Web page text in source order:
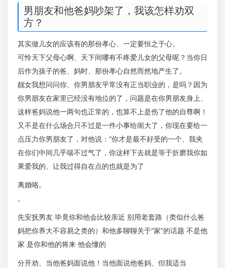
男朋友和他爸妈吵架了，我该怎样劝双
方？
其实做儿女的应该有的那份孝心、一定要恒之于心。
可怜天下父母心啊、天下间哪有不疼爱儿女的父母呢？当你日
后作为孩子的爸、妈时、那份孝心自然而然地产生了。
靓女我想问问你、你男朋友平常没有正当职业的，是吗？因为
你男朋友在家里已经没有地位的了，问题是在你男朋友身上、
这样爸妈说他一两句也正常的，也算不上是伤了他的自尊啊！
又不是在什么场合只不过是一件小事给闹大了，你现在要给一
点压力你男朋友了，对他说：“你才是最不好受的一个、我夹
在你们中间几乎喘不过气了，你这样下去就是等于折磨我你如
果爱我的、让我过得自在点的也就是为了
离婚咯。
。
先安抚男友 毕竟你和他会比较亲近 别用老套路（类似什么爸
妈把你养大不容易之类的）和他多聊聊关于“家”的话题 不是他
家 是你和他的将来 他会懂的
分开劝、当他爸妈面说他！当他面说他爸妈、但我适当